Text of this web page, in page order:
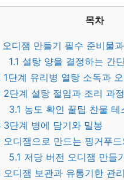
목차
오디잼 만들기 필수 준비물
1.1 설탕 양을 결정하는 간
1단계 유리병 열탕 소독과
2단계 설탕 절임과 조리 과정
3.1 농도 확인 꿀팁 찬물 테
3단계 병에 담기와 밀봉
오디잼으로 만드는 핑거푸
5.1 저당 버전 오디잼 만들
오디잼 보관과 유통기한 관리